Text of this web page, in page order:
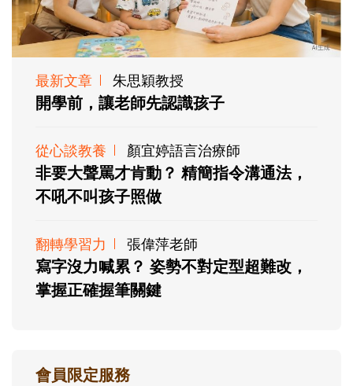
最新文章 朱思穎教授
開學前，讓老師先認識孩子
從心談教養 顏宜婷語言治療師
非要大聲罵才肯動？ 精簡指令溝通法，
不吼不叫孩子照做
翻轉學習力 張偉萍老師
寫字沒力喊累？ 姿勢不對定型超難改，
掌握正確握筆關鍵
會員限定服務